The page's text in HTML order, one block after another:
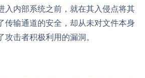
入内部系统之前，就在其入侵点将其
传输通道的安全，却从未对文件本身
击者积极利用的漏洞。